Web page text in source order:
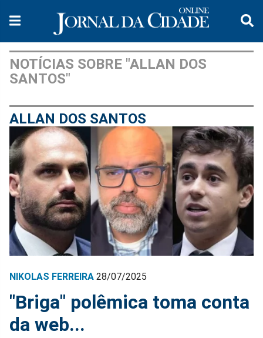
NOTÍCIAS SOBRE "ALLAN DOS
SANTOS"
ALLAN DOS SANTOS
NIKOLAS FERREIRA 28/07/2025
"Briga" polêmica toma conta
da web...